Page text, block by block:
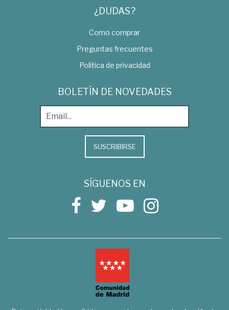
¿DUDAS?
Como comprar
Preguntas frecuentes
Política de privacidad
BOLETÍN DE NOVEDADES
SUSCRIBIRSE
SÍGUENOS EN